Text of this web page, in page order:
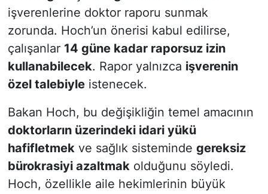
işverenlerine doktor raporu sunmak
zorunda. Hoch’un önerisi kabul edilirse,
çalışanlar 14 güne kadar raporsuz izin
kullanabilecek. Rapor yalnızca işverenin
özel talebiyleistenecek.
Bakan Hoch, bu değişikliğin temel amacının
doktorların üzerindeki idari yükü
hafifletmekve sağlık sisteminde gereksiz
bürokrasiyi azaltmakolduğunu söyledi.
Hoch, özellikle aile hekimlerinin büyük